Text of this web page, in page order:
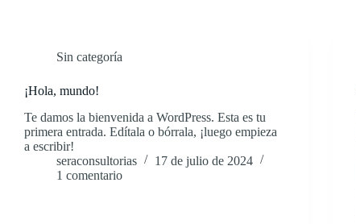
Sin categoría
¡Hola, mundo!
Te damos la bienvenida a WordPress. Esta es tu
primera entrada. Edítala o bórrala, ¡luego empieza
a escribir!
seraconsultorias
17 de julio de 2024
1 comentario